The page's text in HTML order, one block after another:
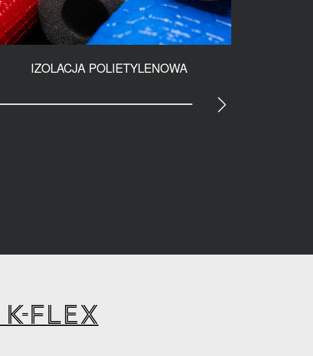
IZOLACJA POLIETYLENOWA
FLEX